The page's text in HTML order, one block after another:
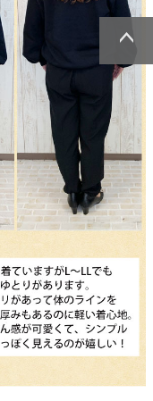
ページトッ
プへ
ページトッ
プへ